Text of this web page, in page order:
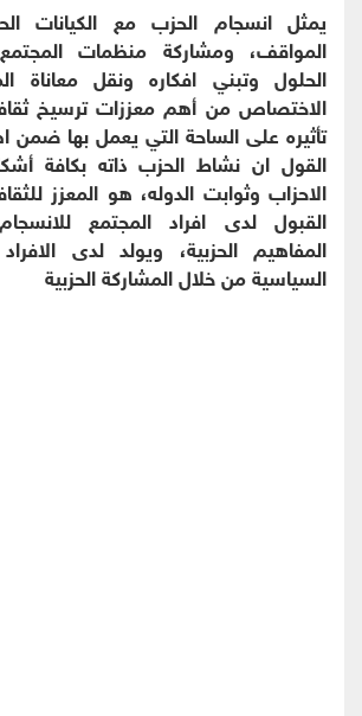
يمثل انسجام الحزب مع الكيانات
المواقف، ومشاركة منظمات
الحلول وتبني افكاره ونقل معاناة
الاختصاص من أهم معززات ترسيخ
تأثيره على الساحة التي يعمل بها ضمن
القول ان نشاط الحزب ذاته بكافة
الاحزاب وثوابت الدوله، هو المعزز
القبول لدى افراد المجتمع
المفاهيم الحزبية، ويولد لدى
السياسية من خلال المشاركة الحزبية